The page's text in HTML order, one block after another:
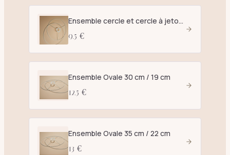
Ensemble cercle et cercle à jetons D. 25 cm blanc - E27
9.5 €
Ensemble Ovale 30 cm / 19 cm
12.5 €
Ensemble Ovale 35 cm / 22 cm
13 €